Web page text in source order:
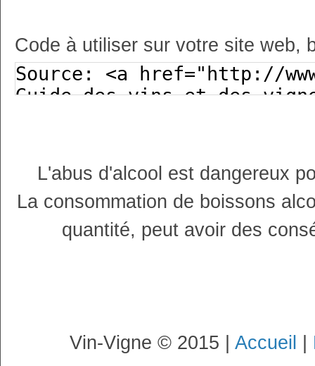
Code à utiliser sur votre site web,
L'abus d'alcool est dangereux
La consommation de boissons
quantité, peut avoir des
Vin-Vigne © 2015 | Accueil